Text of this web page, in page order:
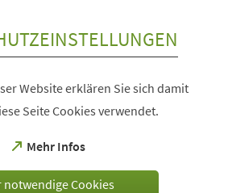
Website erklären Sie sich damit
Seite Cookies verwendet.
Mehr Infos
(Öffnet
einem
notwendige Cookies